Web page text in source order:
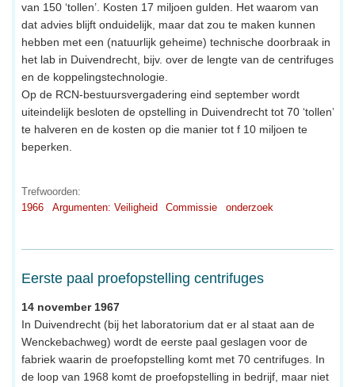
van 150 ‘tollen’. Kosten 17 miljoen gulden. Het waarom van
dat advies blijft onduidelijk, maar dat zou te maken kunnen
hebben met een (natuurlijk geheime) technische doorbraak in
het lab in Duivendrecht, bijv. over de lengte van de centrifuges
en de koppelingstechnologie.
Op de RCN-bestuursvergadering eind september wordt
uiteindelijk besloten de opstelling in Duivendrecht tot 70 ‘tollen’
te halveren en de kosten op die manier tot f 10 miljoen te
beperken.
Trefwoorden:
1966
Argumenten: Veiligheid Commissie onderzoek
Eerste paal proefopstelling centrifuges
14 november 1967
In Duivendrecht (bij het laboratorium dat er al staat aan de
Wenckebachweg) wordt de eerste paal geslagen voor de
fabriek waarin de proefopstelling komt met 70 centrifuges. In
de loop van 1968 komt de proefopstelling in bedrijf, maar niet